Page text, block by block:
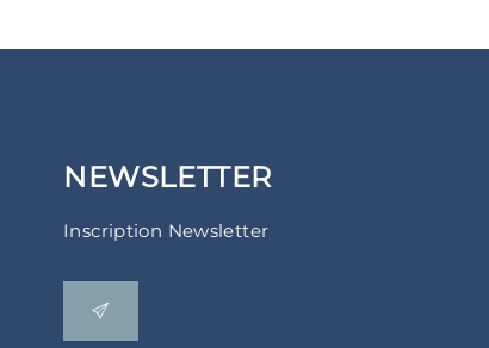
NEWSLETTER
Inscription Newsletter